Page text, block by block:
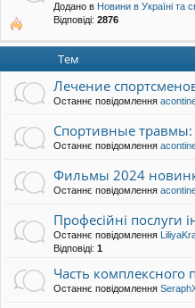
Додано в Новини в Україні та
Відповіді: 2876
Тем
Лечение
Останнє повідомлення
Спортивные
Останнє повідомлення
Фильмы 2024
Останнє повідомлення
Професійні послуги
Останнє повідомлення
Відповіді: 1
Часть комплексного
Останнє повідомлення